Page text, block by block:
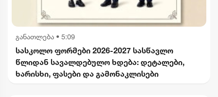
განათლება • 5:09
სასკოლო ფორმები 2026-2027 სასწავლო
წლიდან სავალდებულო ხდება: დეტალები,
ხარისხი, ფასები და გამონაკლისები